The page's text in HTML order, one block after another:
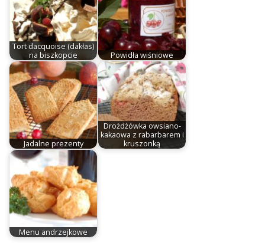
Tort dacquoise (dakłas)
na biszkopcie
Powidła wiśniowe
Jadalne prezenty
Drożdżówka owsiano-
kakaowa z rabarbarem i
kruszonką
Menu andrzejkowe